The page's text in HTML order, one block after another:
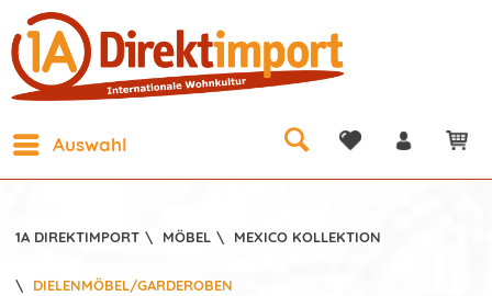
Auswahl
1A DIREKTIMPORT \ MÖBEL \ MEXICO KOLLEKTION
\ DIELENMÖBEL/GARDEROBEN